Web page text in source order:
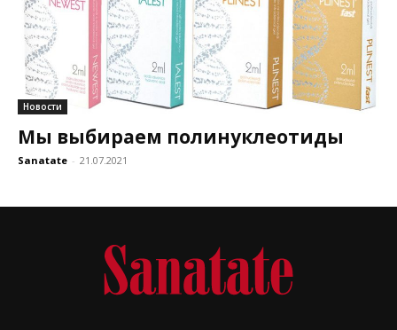
Новости
Мы выбираем полинуклеотиды
Sanatate - 21.07.2021